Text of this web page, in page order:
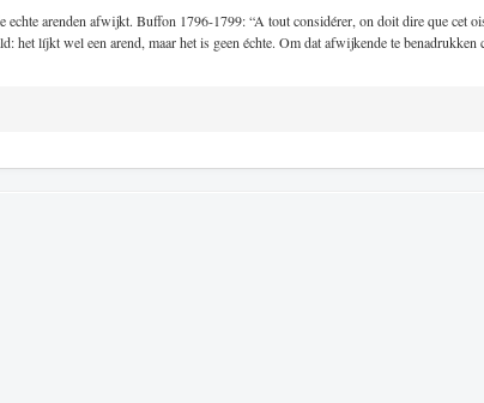
arenden afwijkt. Buffon 1796-1799: “A tout considérer, on doit dire que cet
het líjkt wel een arend, maar het is geen échte. Om dat afwijkende te benadrukken